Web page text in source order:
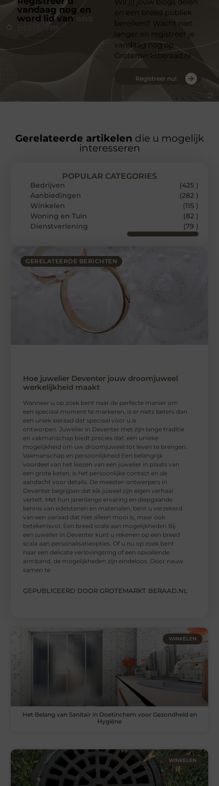
vandaag nog en
word lid van
platform
en een breed publiek
bereiken? Wacht niet
langer en registreer je
vandaag nog op
Grotemarktberaad.nl
Registreer nu!
Gerelateerde artikelen die u mogelijk
interesseren
GERELATEERDE BERICHTEN
Hoe juwelier Deventer jouw droomjuweel
werkelijkheid maakt
Wanneer u op zoek bent naar de perfecte manier om
een speciaal moment te markeren, is er niets beters dan
een uniek sieraad dat speciaal voor u is
ontworpen. Juwelier in Deventer met zijn lange traditie
en vakmanschap biedt precies dat: een unieke
mogelijkheid om uw droomjuweel tot leven te brengen.
Vakmanschap en persoonlijkheid Een belangrijk
voordeel van het kiezen van een juwelier in plaats van
een grote keten, is het persoonlijke contact en de
aandacht voor details. De meester-ontwerpers in
Deventer begrijpen dat elk juweel zijn eigen verhaal
vertelt. Met hun jarenlange ervaring en diepgaande
kennis van edelstenen en materialen, bent u verzekerd
van een sieraad dat niet alleen mooi is, maar ook
betekenisvol. Een breed scala aan mogelijkheden Bij
een juwelier in Deventer kunt u rekenen op een breed
scala aan personalisatieopties. Of u nu op zoek bent
naar een delicate verlovingsring of een opvallende
armband, de mogelijkheden zijn eindeloos. Door nauw
samen te
GEPUBLICEERD DOOR GROTEMARKT BERAAD.NL
POPULAR CATEGORIES
Bedrijven
(425 )
Aanbiedingen
(282 )
Winkelen
(115 )
Woning en Tuin
(82 )
Dienstverlening
(79 )
WINKELEN
Het Belang van Sanitair in Doetinchem voor Gezondheid en
Hygiëne
WINKELEN